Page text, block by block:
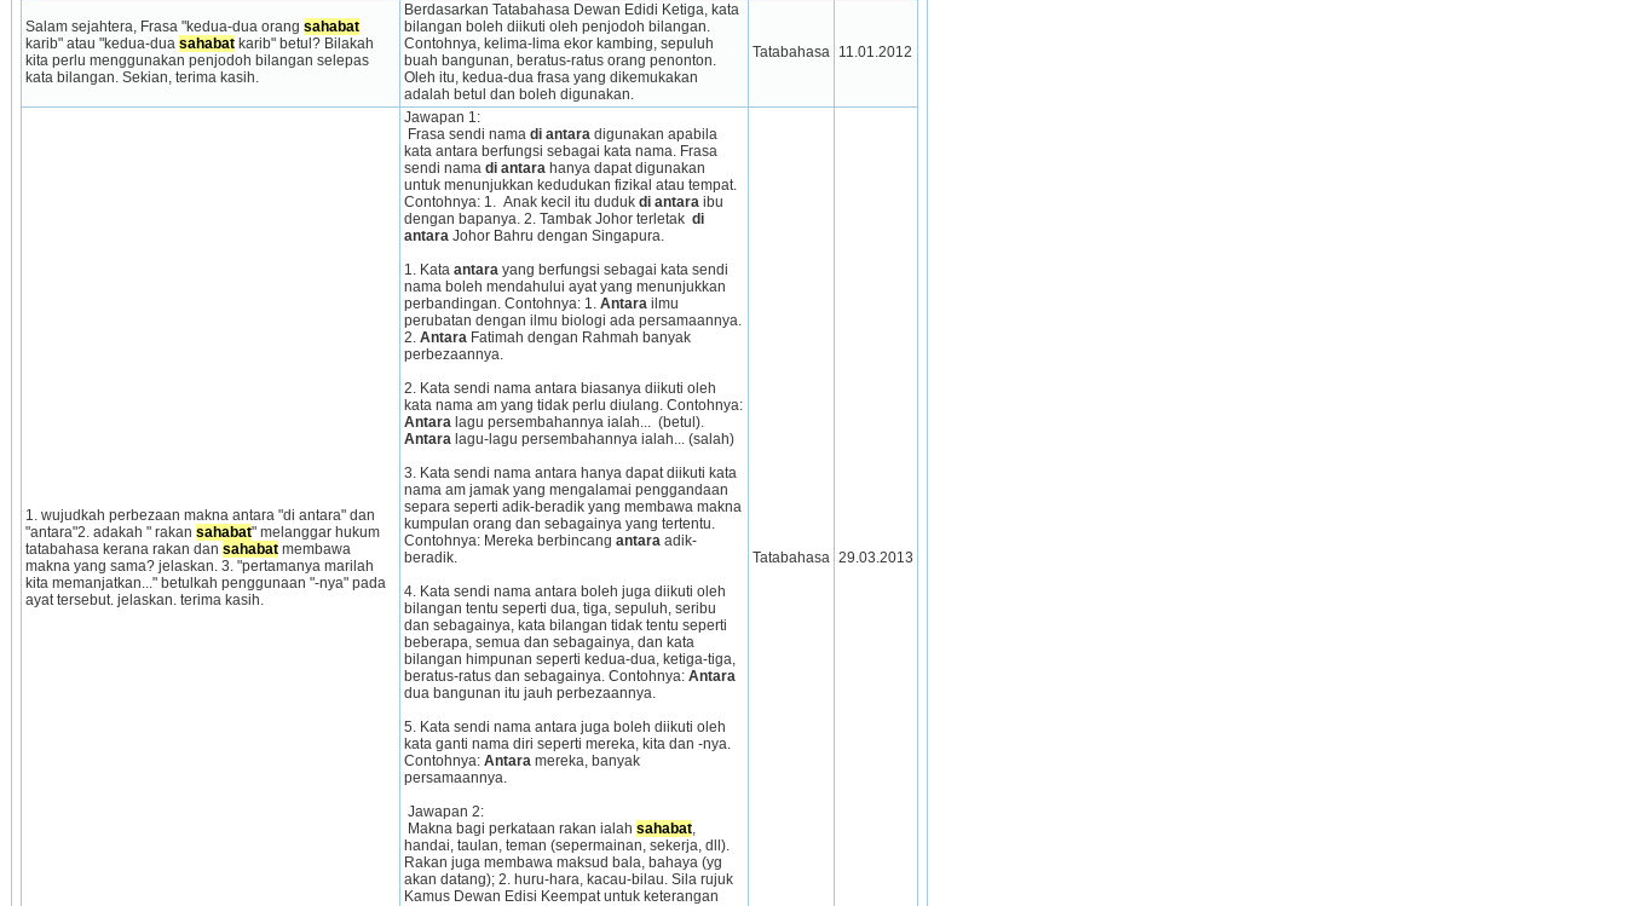
Salam sejahtera, Frasa "kedua-dua orang sahabat
karib" atau "kedua-dua sahabat karib" betul? Bilakah
kita perlu menggunakan penjodoh bilangan selepas
kata bilangan. Sekian, terima kasih.
Berdasarkan Tatabahasa Dewan Edidi Ketiga, kata
bilangan boleh diikuti oleh penjodoh bilangan.
Contohnya, kelima-lima ekor kambing, sepuluh
buah bangunan, beratus-ratus orang penonton.
Oleh itu, kedua-dua frasa yang dikemukakan
adalah betul dan boleh digunakan.
Tatabahasa 11.01.2012
1. wujudkah perbezaan makna antara "di antara" dan
"antara"2. adakah " rakan sahabat" melanggar hukum
tatabahasa kerana rakan dan sahabat membawa
makna yang sama? jelaskan. 3. "pertamanya marilah
kita memanjatkan..." betulkah penggunaan "-nya" pada
ayat tersebut. jelaskan. terima kasih.
Jawapan 1:
Frasa sendi nama di antara digunakan apabila
kata antara berfungsi sebagai kata nama. Frasa
sendi nama di antara hanya dapat digunakan
untuk menunjukkan kedudukan fizikal atau tempat.
Contohnya: 1.  Anak kecil itu duduk di antara ibu
dengan bapanya. 2. Tambak Johor terletak di
antara Johor Bahru dengan Singapura.
1. Kata antara yang berfungsi sebagai kata sendi
nama boleh mendahului ayat yang menunjukkan
perbandingan. Contohnya: 1. Antara ilmu
perubatan dengan ilmu biologi ada persamaannya.
2. Antara Fatimah dengan Rahmah banyak
perbezaannya.
2. Kata sendi nama antara biasanya diikuti oleh
kata nama am yang tidak perlu diulang. Contohnya:
Antara
lagu persembahannya ialah...  (betul).
Antara lagu-lagu persembahannya ialah... (salah)
3. Kata sendi nama antara hanya dapat diikuti kata
nama am jamak yang mengalamai penggandaan
separa seperti adik-beradik yang membawa makna
kumpulan orang dan sebagainya yang tertentu.
Contohnya: Mereka berbincang antara adik-
beradik.
4. Kata sendi nama antara boleh juga diikuti oleh
bilangan tentu seperti dua, tiga, sepuluh, seribu
dan sebagainya, kata bilangan tidak tentu seperti
beberapa, semua dan sebagainya, dan kata
bilangan himpunan seperti kedua-dua, ketiga-tiga,
beratus-ratus dan sebagainya. Contohnya: Antara
dua bangunan itu jauh perbezaannya.
5. Kata sendi nama antara juga boleh diikuti oleh
kata ganti nama diri seperti mereka, kita dan -nya.
Contohnya: Antara mereka, banyak
persamaannya.
Jawapan 2:
Makna bagi perkataan rakan ialah sahabat,
handai, taulan, teman (sepermainan, sekerja, dll).
Rakan juga membawa maksud bala, bahaya (yg
akan datang); 2. huru-hara, kacau-bilau. Sila rujuk
Kamus Dewan Edisi Keempat untuk keterangan
Tatabahasa 29.03.2013